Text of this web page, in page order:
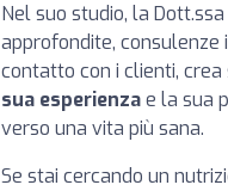
Nel suo studio, la
approfondite,
contatto con i clienti,
sua esperienzae la sua
verso una vita più sana.
Se stai cercando un